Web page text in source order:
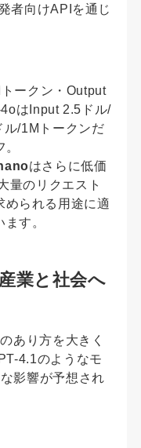
者向けAPIを通じ
ークン・Output
はInput 2.5ドル/
/1Mトークンだ
はさらに低価
量のリクエスト
められる用途に適
す。
業と社会へ
あり方を大きく
4.1のようなモ
影響が予想され